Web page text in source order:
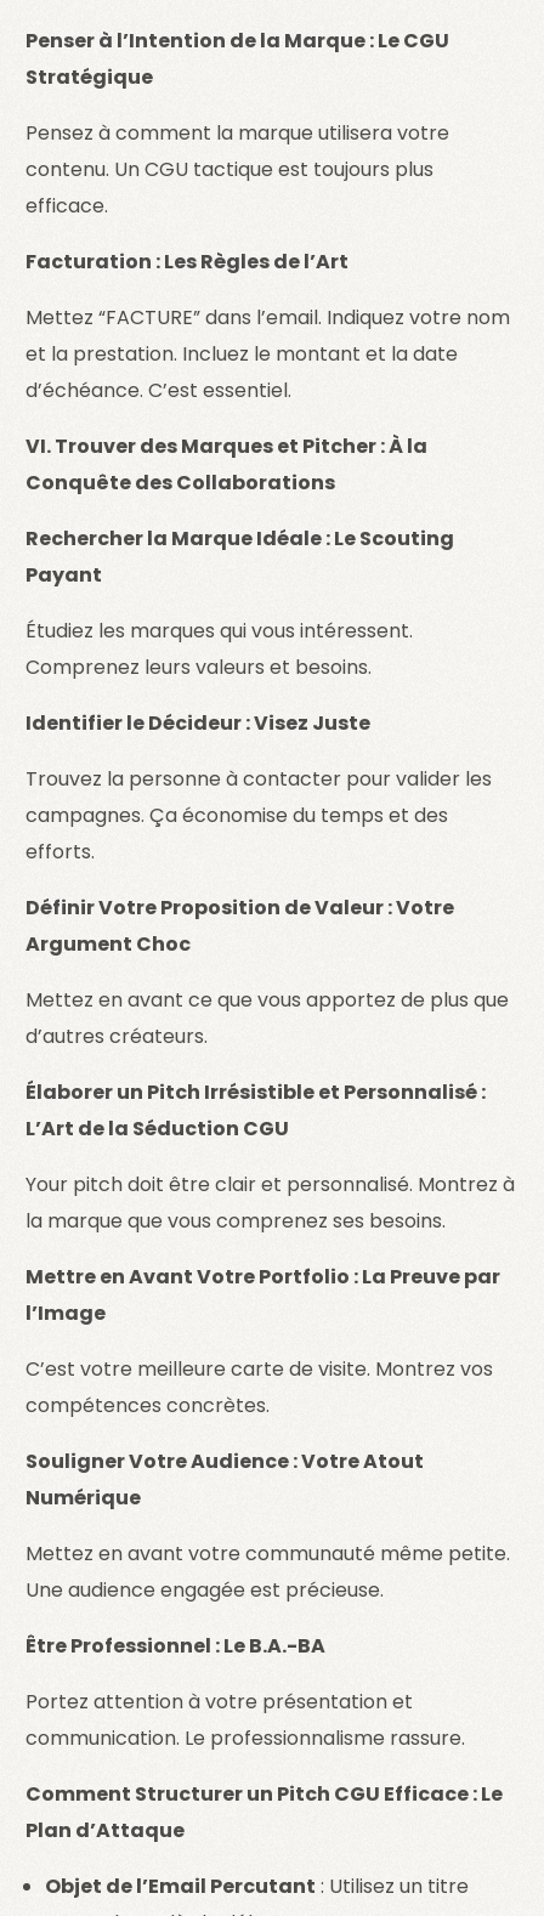
Penser à l’Intention de la Marque : Le CGU
Stratégique
Pensez à comment la marque utilisera votre
contenu. Un CGU tactique est toujours plus
efficace.
Facturation : Les Règles de l’Art
Mettez “FACTURE” dans l’email. Indiquez votre nom
et la prestation. Incluez le montant et la date
d’échéance. C’est essentiel.
VI. Trouver des Marques et Pitcher : À la
Conquête des Collaborations
Rechercher la Marque Idéale : Le Scouting
Payant
Étudiez les marques qui vous intéressent.
Comprenez leurs valeurs et besoins.
Identifier le Décideur : Visez Juste
Trouvez la personne à contacter pour valider les
campagnes. Ça économise du temps et des
efforts.
Définir Votre Proposition de Valeur : Votre
Argument Choc
Mettez en avant ce que vous apportez de plus que
d’autres créateurs.
Élaborer un Pitch Irrésistible et Personnalisé :
L’Art de la Séduction CGU
Your pitch doit être clair et personnalisé. Montrez à
la marque que vous comprenez ses besoins.
Mettre en Avant Votre Portfolio : La Preuve par
l’Image
C’est votre meilleure carte de visite. Montrez vos
compétences concrètes.
Souligner Votre Audience : Votre Atout
Numérique
Mettez en avant votre communauté même petite.
Une audience engagée est précieuse.
Être Professionnel : Le B.A.-BA
Portez attention à votre présentation et
communication. Le professionnalisme rassure.
Comment Structurer un Pitch CGU Efficace : Le
Plan d’Attaque
Objet de l’Email Percutant : Utilisez un titre